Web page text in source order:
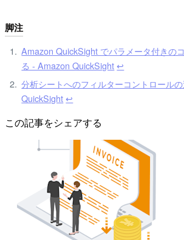
脚注
Amazon QuickSight でパラメータ付きの
る - Amazon QuickSight ↩︎
分析シートへのフィルターコントロール
QuickSight ↩︎
この記事をシェアする